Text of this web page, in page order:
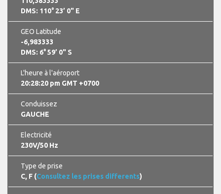
DMS: 110° 23’ 0" E
GEO Latitude
-6,983333
DMS: 6° 59’ 0" S
L'heure à l'aéroport
20:28:20 pm GMT +0700
Conduissez
GAUCHE
Electricité
230V/50 Hz
Type de prise
C, F (Consultez les prises differents)